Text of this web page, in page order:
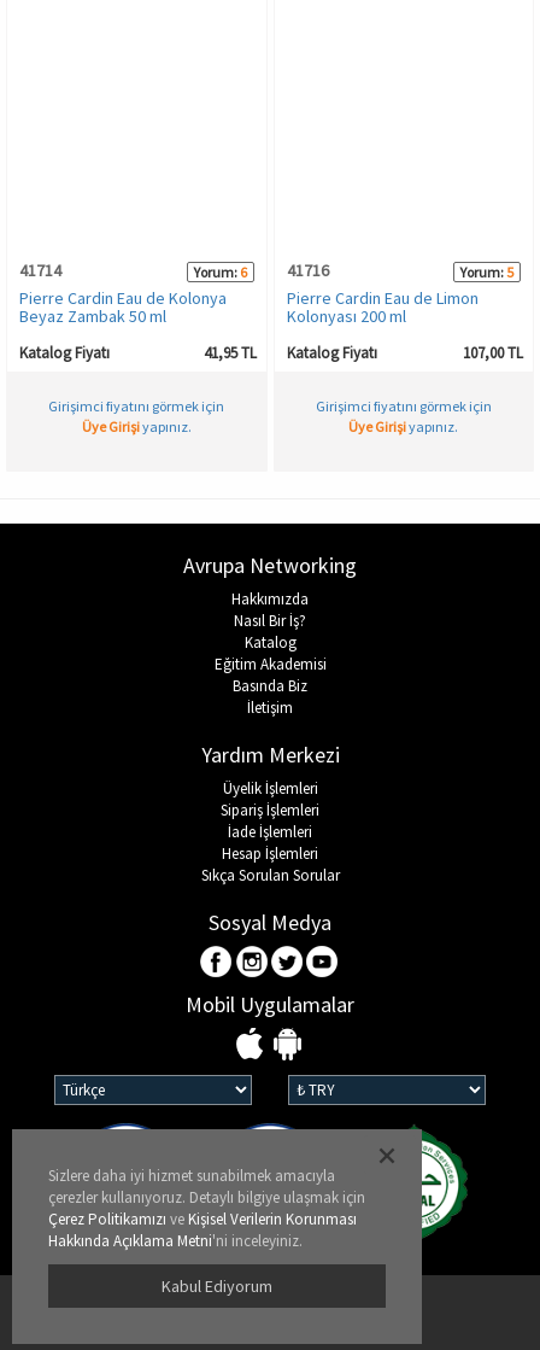
Sizlere daha iyi hizmet sunabilmek amacıyla
çerezler kullanıyoruz. Detaylı bilgiye ulaşmak için
Çerez Politikamızı ve Kişisel Verilerin Korunması
Hakkında Açıklama Metni'ni inceleyiniz.
Kabul Ediyorum
41714 Yorum: 6
Pierre Cardin Eau de Kolonya
Beyaz Zambak 50 ml
Katalog Fiyatı 41,95 TL
Girişimci fiyatını görmek için
Üye Girişiyapınız.
41716 Yorum:5
Pierre Cardin Eau de Limon
Kolonyası 200 ml
Katalog Fiyatı 107,00 TL
Girişimci fiyatını görmek için
Üye Girişiyapınız.
Avrupa Networking
Hakkımızda
Nasıl Bir İş?
Katalog
Eğitim Akademisi
Basında Biz
İletişim
Yardım Merkezi
Üyelik İşlemleri
Sipariş İşlemleri
İade İşlemleri
Hesap İşlemleri
Sıkça Sorulan Sorular
Sosyal Medya
Mobil Uygulamalar
Kullanım Koşulları